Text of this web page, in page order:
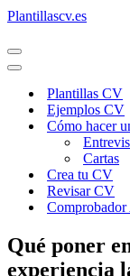
Plantillascv.es
Menú
de
Menú
navegaciónPlantillas CV
Ejemplos CV
Cómo hacer
Cartas
Crea tu CV
Revisar CV
Comprobador
Qué poner
experiencia